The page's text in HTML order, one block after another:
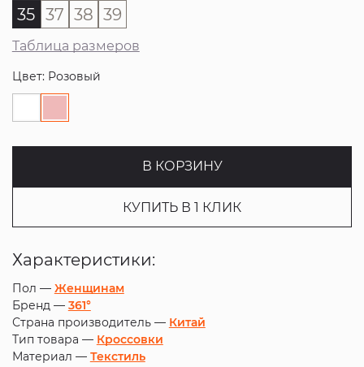
35 37 38 39
Таблица размеров
Цвет: Розовый
В КОРЗИНУ
КУПИТЬ В 1 КЛИК
Характеристики:
Пол — Женщинам
Бренд — 361°
Страна производитель — Китай
Тип товара — Кроссовки
Материал — Текстиль